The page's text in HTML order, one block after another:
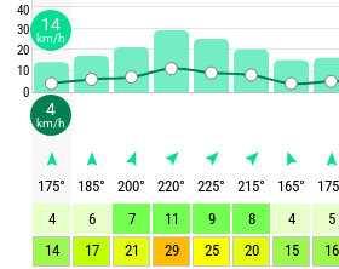
40
30
20
10
0
175° 185° 200° 220° 225° 215° 165°
175
4
6 7 11 9 8 4
5
14
17 21 29 25 20 15 16
4
km/h
14
km/h